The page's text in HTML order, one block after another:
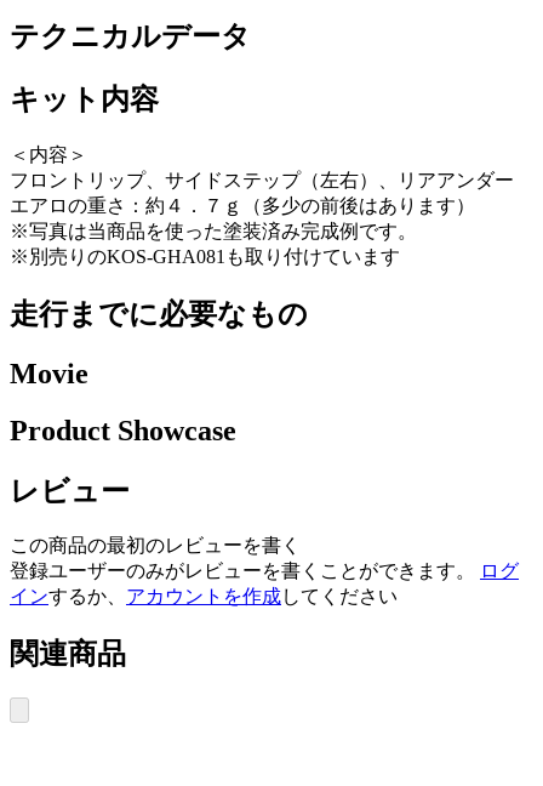
テクニカルデータ
キット内容
＜内容＞
フロントリップ、サイドステップ（左右）、リアアンダー
エアロの重さ：約４．７ｇ（多少の前後はあります）
※写真は当商品を使った塗装済み完成例です。
※別売りのKOS-GHA081も取り付けています
走行までに必要なもの
Movie
Product Showcase
レビュー
この商品の最初のレビューを書く
登録ユーザーのみがレビューを書くことができます。
ログ
インするか、 アカウントを作成してください
関連商品